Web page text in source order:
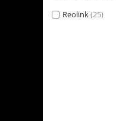
Reolink(25)